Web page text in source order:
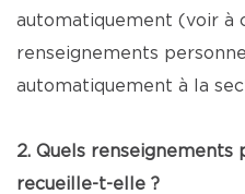
automatiquement (voir à
renseignements
automatiquement à la
2. Quels renseignements
recueille-t-elle ?